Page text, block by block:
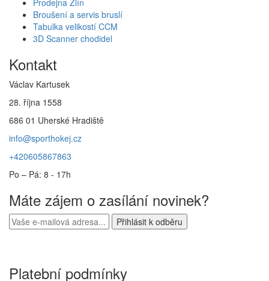
Broušení a servis bruslí
Tabulka velikostí CCM
3D Scanner chodidel
Kontakt
Václav Kartusek
28. října 1558
686 01 Uherské Hradiště
info@sporthokej.cz
+420605867863
Po – Pá: 8 - 17h
Máte zájem o zasílání novinek?
Platební podmínky